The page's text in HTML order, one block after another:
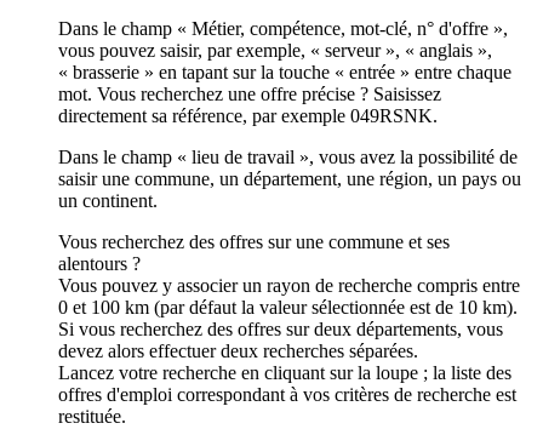
Dans le champ « Métier, compétence, mot-clé, n° d'offre »,
vous pouvez saisir, par exemple, « serveur », « anglais »,
« brasserie » en tapant sur la touche « entrée » entre chaque
mot. Vous recherchez une offre précise ? Saisissez
directement sa référence, par exemple 049RSNK.
Dans le champ « lieu de travail », vous avez la possibilité de
saisir une commune, un département, une région, un pays ou
un continent.
Vous recherchez des offres sur une commune et ses
alentours ?
Vous pouvez y associer un rayon de recherche compris entre
0 et 100 km (par défaut la valeur sélectionnée est de 10 km).
Si vous recherchez des offres sur deux départements, vous
devez alors effectuer deux recherches séparées.
Lancez votre recherche en cliquant sur la loupe ; la liste des
offres d'emploi correspondant à vos critères de recherche est
restituée.